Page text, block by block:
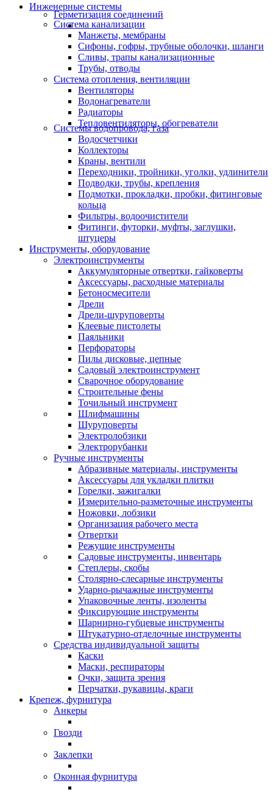
Инженерные системы
Герметизация соединений
Система канализации
Манжеты, мембраны
Сифоны, гофры, трубные оболочки, шланги
Сливы, трапы канализационные
Трубы, отводы
Система отопления, вентиляции
Вентиляторы
Водонагреватели
Радиаторы
Тепловентиляторы, обогреватели
Системы водопровода, газа
Водосчетчики
Коллекторы
Краны, вентили
Переходники, тройники, уголки, удлинители
Подводки, трубы, крепления
Подмотки, прокладки, пробки, фитинговые
кольца
Фильтры, водоочистители
Фитинги, футорки, муфты, заглушки,
штуцеры
Инструменты, оборудование
Электроинструменты
Аккумуляторные отвертки, гайковерты
Аксессуары, расходные материалы
Бетоносмесители
Дрели
Дрели-шуруповерты
Клеевые пистолеты
Паяльники
Перфораторы
Пилы дисковые, цепные
Садовый электроинструмент
Сварочное оборудование
Строительные фены
Точильный инструмент
Шлифмашины
Шуруповерты
Электролобзики
Электрорубанки
Ручные инструменты
Абразивные материалы, инструменты
Аксессуары для укладки плитки
Горелки, зажигалки
Измерительно-разметочные инструменты
Ножовки, лобзики
Организация рабочего места
Отвертки
Режущие инструменты
Садовые инструменты, инвентарь
Степлеры, скобы
Столярно-слесарные инструменты
Ударно-рычажные инструменты
Упаковочные ленты, изоленты
Фиксирующие инструменты
Шарнирно-губцевые инструменты
Штукатурно-отделочные инструменты
Средства индивидуальной защиты
Каски
Маски, респираторы
Очки, защита зрения
Перчатки, рукавицы, краги
Крепеж, фурнитура
Анкеры
Гвозди
Заклепки
Оконная фурнитура